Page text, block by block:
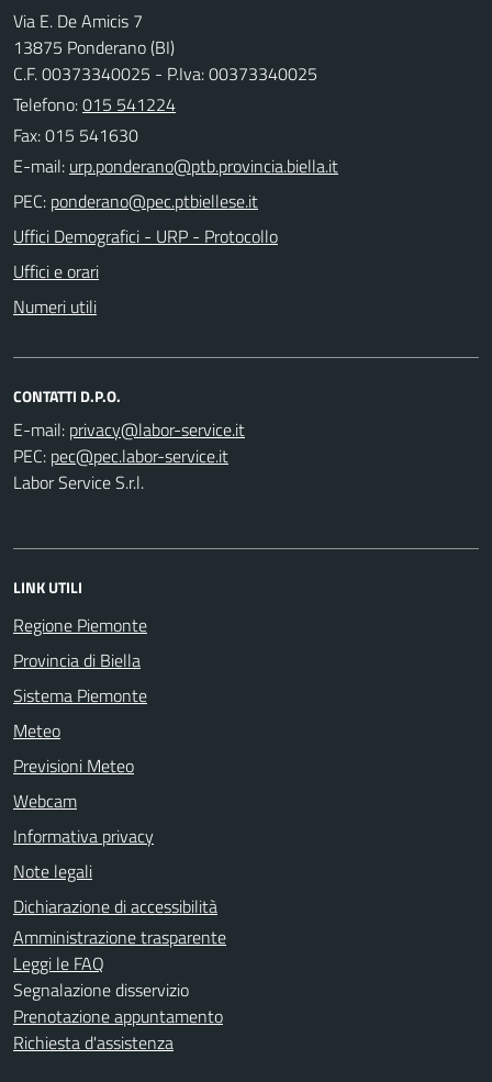
Via E. De Amicis 7
13875 Ponderano (BI)
C.F. 00373340025 - P.Iva: 00373340025
Telefono:015 541224
Fax: 015 541630
E-mail:
PEC:
Uffici Demografici - URP - Protocollo
Uffici e orari
Numeri utili
CONTATTI D.P.O.
E-mail:
PEC:
Labor Service S.r.l.
LINK UTILI
Regione Piemonte
Provincia di Biella
Sistema Piemonte
Meteo
Previsioni Meteo
Webcam
Informativa privacy
Note legali
Dichiarazione di accessibilità
Amministrazione trasparente
Leggi le FAQ
Segnalazione disservizio
Prenotazione appuntamento
Richiesta d'assistenza